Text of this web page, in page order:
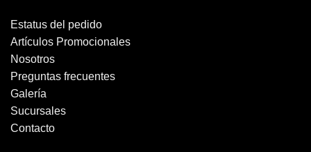
Estatus del pedido
Artículos Promocionales
Nosotros
Preguntas frecuentes
Galería
Sucursales
Contacto